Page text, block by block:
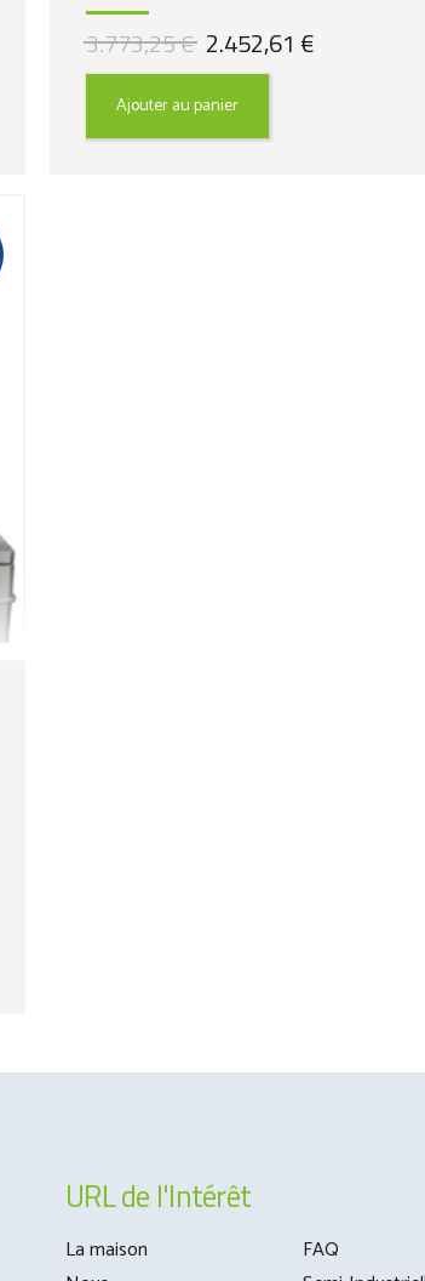
3.773,25€ Le
prix
initial
était :
2.452,61 €Le
Ajouter au panier
URL de l'Intérêt
La maison
FAQ